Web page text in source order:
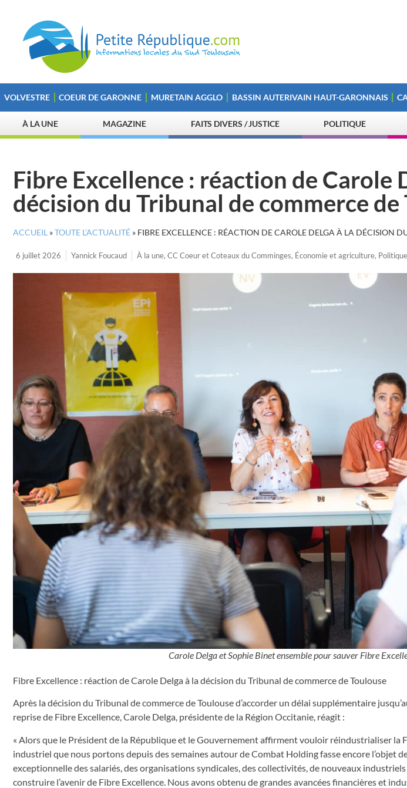
VOLVESTRE COEUR DE GARONNE MURETAIN AGGLO BASSIN AUTERIVAIN HAUT-GARONNAIS
À LA UNE MAGAZINE FAITS DIVERS / JUSTICE POLITIQUE
Fibre Excellence : réaction de Carole
décision du Tribunal de commerce de
ACCUEIL »TOUTE L’ACTUALITÉ » FIBRE EXCELLENCE : RÉACTION DE CAROLE DELGA À LA DÉCISION
6 juillet 2026 Yannick Foucaud À la une, CC Coeur et Coteaux du Comminges, Économie et agriculture, Politique
Carole Delga et Sophie Binet ensemble pour sauver Fibre
Fibre Excellence : réaction de Carole Delga à la décision du Tribunal de commerce de Toulouse
Après la décision du Tribunal de commerce de Toulouse d’accorder un délai supplémentaire
reprise de Fibre Excellence, Carole Delga, présidente de la Région Occitanie, réagit :
« Alors que le Président de la République et le Gouvernement affirment vouloir réindustrialiser la
industriel que nous portons depuis des semaines autour de Combat Holding fasse encore l’objet
exceptionnelle des salariés, des organisations syndicales, des collectivités, de nouveaux
construire l’avenir de Fibre Excellence. Nous avons obtenu de grandes avancées financières et